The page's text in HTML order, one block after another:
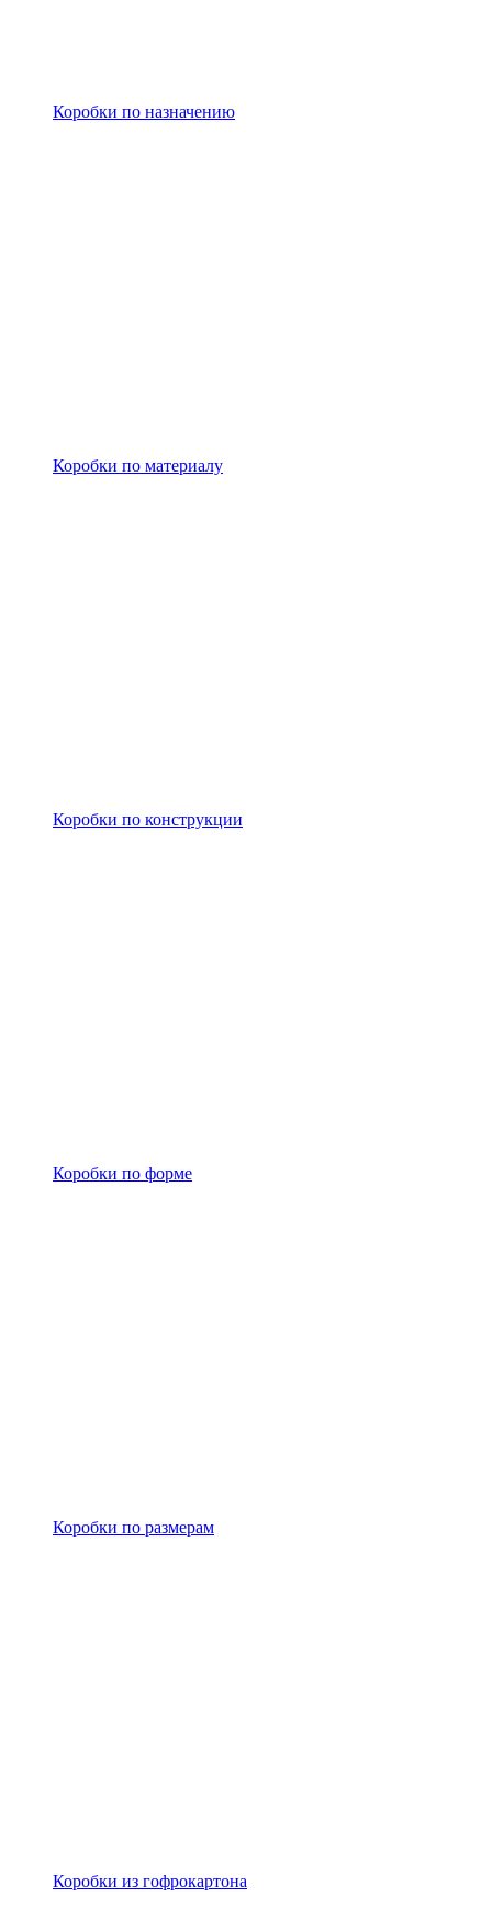
Коробки по назначению
Коробки по материалу
Коробки по конструкции
Коробки по форме
Коробки по размерам
Коробки из гофрокартона